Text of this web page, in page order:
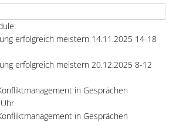
erfolgreich meistern 14.11.2025 14-18
erfolgreich meistern 20.12.2025 8-12
in Gesprächen
in Gesprächen